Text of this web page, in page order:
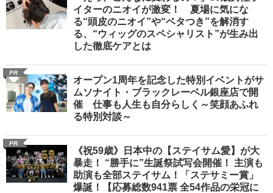
イターのニオイが激変！ 夏場に気にな
る“頭皮のニオイ”や“ベタつき”を解消す
る、“ウィッグのスペシャリスト”が生み出
した徹底ケアとは
PR
オープン1周年を記念した特別イベントがサ
ムソナイト・ブラックレーベル銀座店で開
催 仕事も人生も自分らしく～笑顔あふれ
る特別対談～
PR
《祝59歳》日本中の【ステイサム愛】が大
暴走！ “勝手に”生誕祭試写会開催！ 主演も
助演も全部ステイサム！「ステサミー賞」
爆誕！【応募総数941票 全54作品の栄冠に